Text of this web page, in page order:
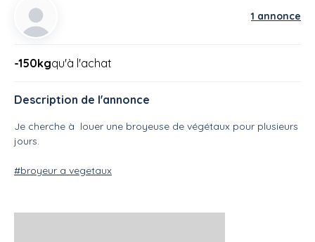
1 annonce
-150kgqu'à l'achat
Description de l'annonce
Je cherche à louer une broyeuse de végétaux pour plusieurs
jours.
#broyeur a vegetaux